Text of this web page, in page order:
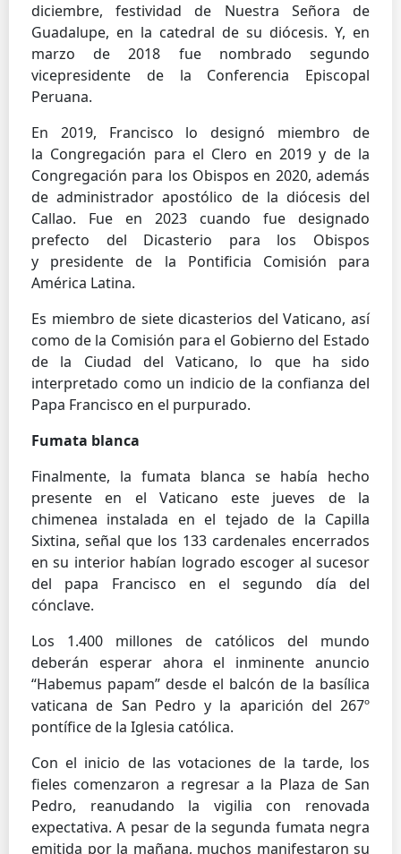
diciembre, festividad de Nuestra Señora de
Guadalupe, en la catedral de su diócesis. Y, en
marzo de 2018 fue nombrado segundo
vicepresidente de la Conferencia Episcopal
Peruana.
En 2019, Francisco lo designó miembro de
la Congregación para el Clero en 2019 y de la
Congregación para los Obispos en 2020, además
de administrador apostólico de la diócesis del
Callao. Fue en 2023 cuando fue designado
prefecto del Dicasterio para los Obispos
y presidente de la Pontificia Comisión para
América Latina.
Es miembro de siete dicasterios del Vaticano, así
como de la Comisión para el Gobierno del Estado
de la Ciudad del Vaticano, lo que ha sido
interpretado como un indicio de la confianza del
Papa Francisco en el purpurado.
Fumata blanca
Finalmente, la fumata blanca se había hecho
presente en el Vaticano este jueves de la
chimenea instalada en el tejado de la Capilla
Sixtina, señal que los 133 cardenales encerrados
en su interior habían logrado escoger al sucesor
del papa Francisco en el segundo día del
cónclave.
Los 1.400 millones de católicos del mundo
deberán esperar ahora el inminente anuncio
“Habemus papam” desde el balcón de la basílica
vaticana de San Pedro y la aparición del 267º
pontífice de la Iglesia católica.
Con el inicio de las votaciones de la tarde, los
fieles comenzaron a regresar a la Plaza de San
Pedro, reanudando la vigilia con renovada
expectativa. A pesar de la segunda fumata negra
emitida por la mañana, muchos manifestaron su